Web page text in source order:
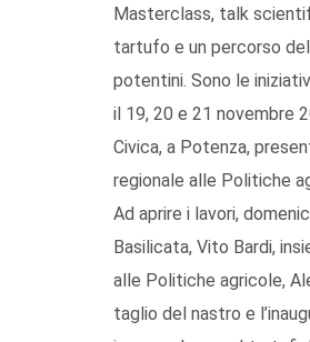
Masterclass, talk
tartufo e un percorso
potentini. Sono le
il 19, 20 e 21 novembre
Civica, a Potenza,
regionale alle Politiche
Ad aprire i lavori,
Basilicata, Vito Bardi,
alle Politiche agricole,
taglio del nastro e